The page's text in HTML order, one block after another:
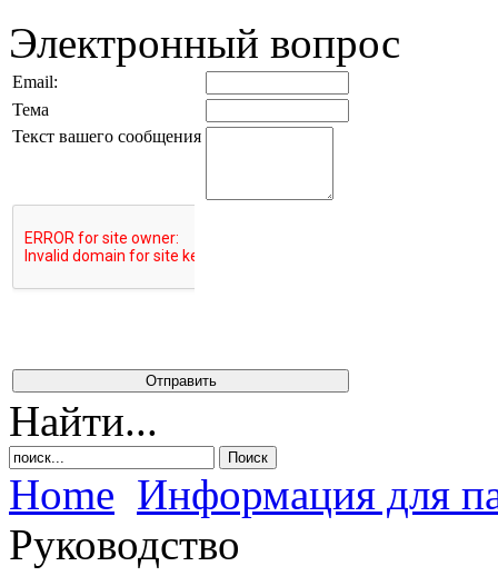
Электронный вопрос
Email:
Тема
Текст вашего сообщения
Найти...
Home Информация для
Руководство